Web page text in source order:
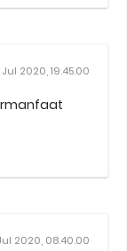
Jul 2020, 19.45.00
Jul 2020, 08.40.00